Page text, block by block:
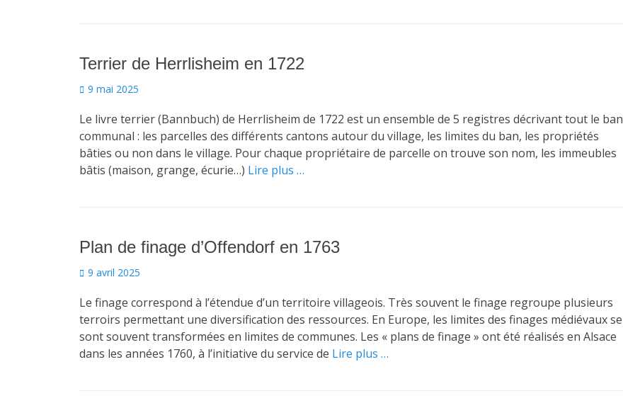
Terrier de Herrlisheim en 1722
Posted
9 mai 2025
Le livre terrier (Bannbuch) de Herrlisheim de 1722 est un ensemble de 5 registres décrivant tout le ban
communal : les parcelles des différents cantons autour du village, les limites du ban, les propriétés
bâties ou non dans le village. Pour chaque propriétaire de parcelle on trouve son nom, les immeubles
bâtis (maison, grange, écurie…) Lire plus …
Plan de finage d’Offendorf en 1763
Posted
9 avril 2025
Le finage correspond à l’étendue d’un territoire villageois. Très souvent le finage regroupe plusieurs
terroirs permettant une diversification des ressources. En Europe, les limites des finages médiévaux se
sont souvent transformées en limites de communes. Les « plans de finage » ont été réalisés en Alsace
dans les années 1760, à l’initiative du service de Lire plus …